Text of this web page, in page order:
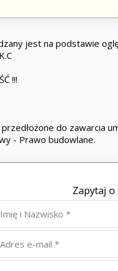
jest na podstawie
!!!
do zawarcia
- Prawo budowlane.
Zapytaj o